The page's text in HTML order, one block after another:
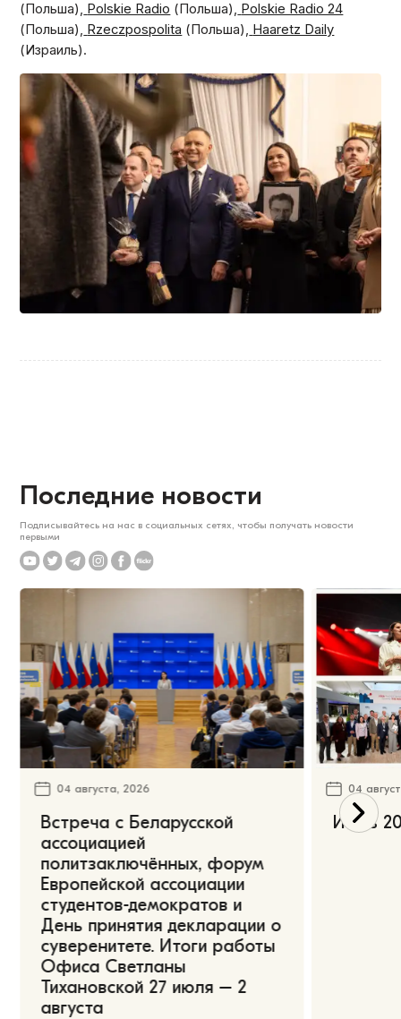
(Польша), Polskie Radio (Польша), Polskie Radio 24
(Польша), Rzeczpospolita (Польша), Haaretz Daily
(Израиль).
Последние новости
Подписывайтесь на нас в социальных сетях, чтобы получать новости
первыми
04 августа, 2026
Встреча с Беларусской
ассоциацией
политзаключённых, форум
Европейской ассоциации
студентов-демократов и
День принятия декларации о
суверенитете. Итоги работы
Офиса Светланы
Тихановской 27 июля – 2
августа
04
Июль